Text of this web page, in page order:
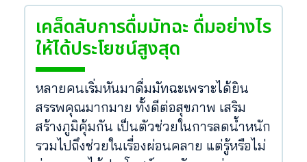
เคล็ดลับการดื่มมัทฉะ ดื่มอย่างไร
ให้ได้ประโยชน์สูงสุด
หลายคนเริ่มหันมาดื่มมัทฉะเพราะได้ยิน
สรรพคุณมากมาย ทั้งดีต่อสุขภาพ เสริม
สร้างภูมิคุ้มกัน เป็นตัวช่วยในการลดน้ำหนัก
รวมไปถึงช่วยในเรื่องผ่อนคลาย แต่รู้หรือไม่